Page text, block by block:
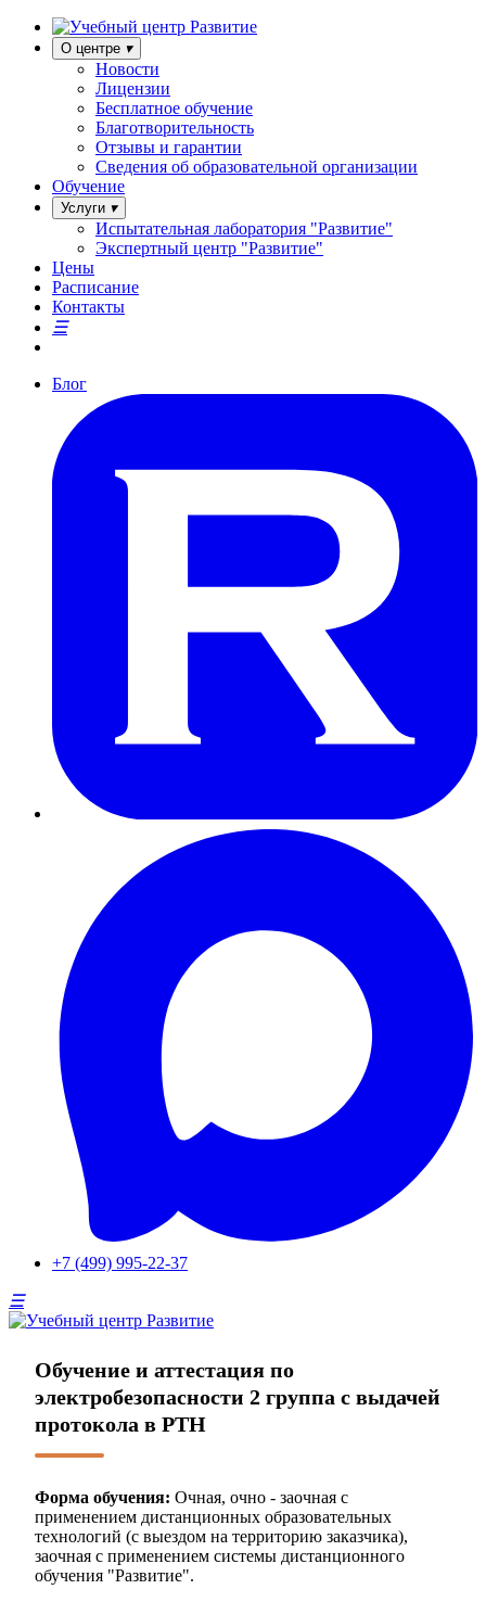
О центре
Новости
Лицензии
Бесплатное обучение
Благотворительность
Отзывы и гарантии
Сведения об образовательной организации
Обучение
Услуги
Испытательная лаборатория "Развитие"
Экспертный центр "Развитие"
Цены
Расписание
Контакты
Блог
+7 (499) 995-22-37
Обучение и аттестация по
электробезопасности 2 группа с выдачей
протокола в РТН
Форма обучения: Очная, очно - заочная с
применением дистанционных образовательных
технологий (с выездом на территорию заказчика),
заочная с применением системы дистанционного
обучения "Развитие".